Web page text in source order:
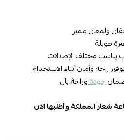
ولمعان مميز
طويلة
مختلف الإطلالات
راحة وأمان أثناء الاستخدام
جودةوراحة بال
شعار المملكةوأطلبها الآن